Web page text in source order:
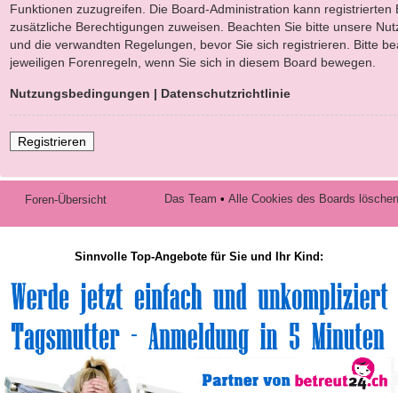
Funktionen zuzugreifen. Die Board-Administration kann registrierten
zusätzliche Berechtigungen zuweisen. Beachten Sie bitte unsere
und die verwandten Regelungen, bevor Sie sich registrieren. Bitte
jeweiligen Forenregeln, wenn Sie sich in diesem Board bewegen.
Nutzungsbedingungen | Datenschutzrichtlinie
Registrieren
Foren-Übersicht Das Team • Alle Cookies des Boards löschen
Sinnvolle Top-Angebote für Sie und Ihr Kind: